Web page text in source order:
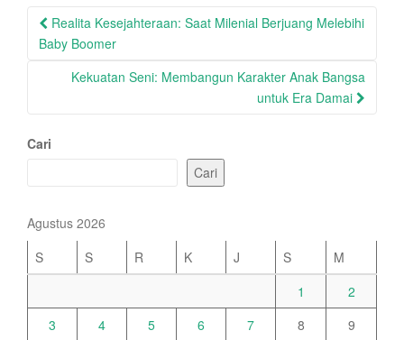
Post
navigation
Realita Kesejahteraan: Saat Milenial Berjuang Melebihi
Baby Boomer
Kekuatan Seni: Membangun Karakter Anak Bangsa
untuk Era Damai
Cari
Cari
Agustus 2026
S
S R K J S
M
1
2
3
4 5 6 7 8
9